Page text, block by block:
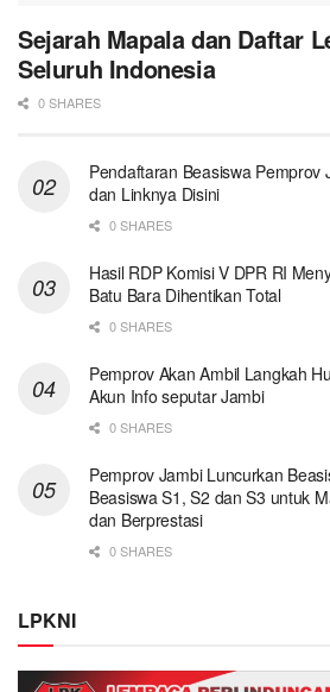
Sejarah Mapala dan Daftar
Seluruh Indonesia
0 SHARES
Pendaftaran Beasiswa Pemprov
dan Linknya Disini
0 SHARES
Hasil RDP Komisi V DPR RI
Batu Bara Dihentikan Total
0 SHARES
Pemprov Akan Ambil Langkah
Akun Info seputar Jambi
0 SHARES
Pemprov Jambi Luncurkan
Beasiswa S1, S2 dan S3 untuk
dan Berprestasi
0 SHARES
LPKNI